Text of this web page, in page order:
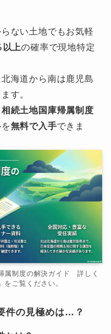
ない土地でもお気軽
以上の確率で現地特定
海道から南は鹿児島
す。
相続土地国庫帰属制度
を無料で入手できま
属制度の解決ガイド 詳しく
をご覧ください。
件の見極めは…？